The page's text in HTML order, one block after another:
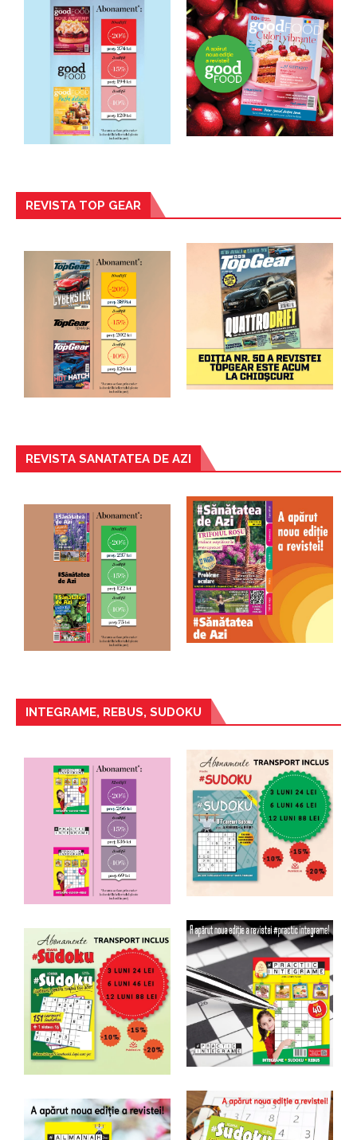
REVISTA TOP GEAR
REVISTA SANATATEA DE AZI
INTEGRAME, REBUS, SUDOKU